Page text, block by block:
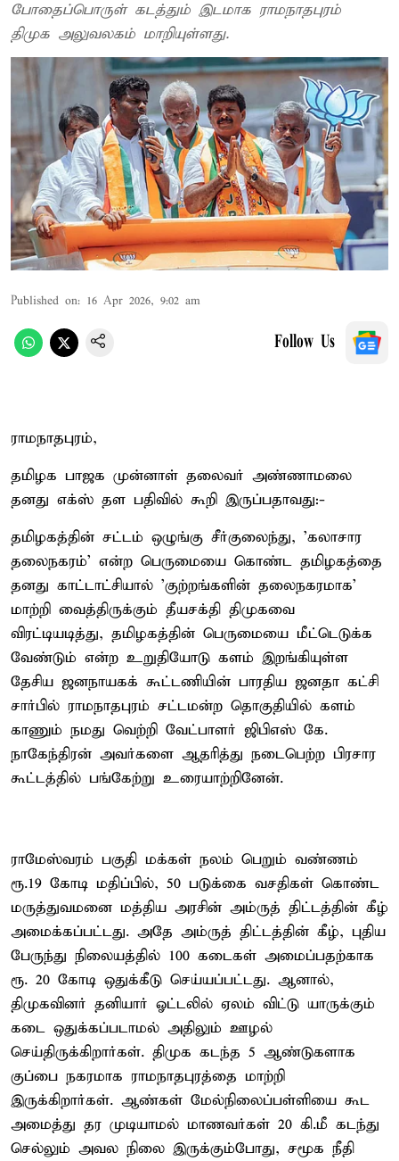
போதைப்பொருள் கடத்தும் இடமாக ராமநாதபுரம்
திமுக அலுவலகம் மாறியுள்ளது.
Published on: 16 Apr 2026, 9:02 am
Follow Us
ராமநாதபுரம்,
தமிழக பாஜக முன்னாள் தலைவர் அண்ணாமலை
தனது எக்ஸ் தள பதிவில் கூறி இருப்பதாவது:-
தமிழகத்தின் சட்டம் ஒழுங்கு சீர்குலைந்து, 'கலாசார
தலைநகரம்' என்ற பெருமையை கொண்ட தமிழகத்தை
தனது காட்டாட்சியால் 'குற்றங்களின் தலைநகரமாக’
மாற்றி வைத்திருக்கும் தீயசக்தி திமுகவை
விரட்டியடித்து, தமிழகத்தின் பெருமையை மீட்டெடுக்க
வேண்டும் என்ற உறுதியோடு களம் இறங்கியுள்ள
தேசிய ஜனநாயகக் கூட்டணியின் பாரதிய ஜனதா கட்சி
சார்பில் ராமநாதபுரம் சட்டமன்ற தொகுதியில் களம்
காணும் நமது வெற்றி வேட்பாளர் ஜிபிஎஸ் கே.
நாகேந்திரன் அவர்களை ஆதரித்து நடைபெற்ற பிரசார
கூட்டத்தில் பங்கேற்று உரையாற்றினேன்.
ராமேஸ்வரம் பகுதி மக்கள் நலம் பெறும் வண்ணம்
ரூ.19 கோடி மதிப்பில், 50 படுக்கை வசதிகள் கொண்ட
மருத்துவமனை மத்திய அரசின் அம்ருத் திட்டத்தின் கீழ்
அமைக்கப்பட்டது. அதே அம்ருத் திட்டத்தின் கீழ், புதிய
பேருந்து நிலையத்தில் 100 கடைகள் அமைப்பதற்காக
ரூ. 20 கோடி ஒதுக்கீடு செய்யப்பட்டது. ஆனால்,
திமுகவினர் தனியார் ஓட்டலில் ஏலம் விட்டு யாருக்கும்
கடை ஒதுக்கப்படாமல் அதிலும் ஊழல்
செய்திருக்கிறார்கள். திமுக கடந்த 5 ஆண்டுகளாக
குப்பை நகரமாக ராமநாதபுரத்தை மாற்றி
இருக்கிறார்கள். ஆண்கள் மேல்நிலைப்பள்ளியை கூட
அமைத்து தர முடியாமல் மாணவர்கள் 20 கி.மீ கடந்து
செல்லும் அவல நிலை இருக்கும்போது, சமூக நீதி